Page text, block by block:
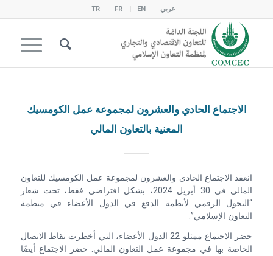
عربي EN
FR
TR
الاجتماع الحادي والعشرون لمجموعة عمل الكومسيك
المعنية بالتعاون المالي
انعقد الاجتماع الحادي والعشرون لمجموعة عمل الكومسيك للتعاون
المالي في 30 أبريل 2024، بشكل افتراضي فقط، تحت شعار
“التحول الرقمي لأنظمة الدفع في الدول الأعضاء في منظمة
التعاون الإسلامي”.
حضر الاجتماع ممثلو 22 الدول الأعضاء، التي أخطرت نقاط الاتصال
الخاصة بها في مجموعة عمل التعاون المالي. حضر الاجتماع أيضًا